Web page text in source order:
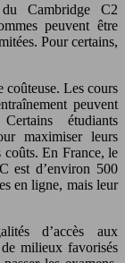
Cambridge C2
peuvent être
Pour certains,
coûteuse. Les cours
peuvent
étudiants
maximiser leurs
coûts. En France, le
est d’environ 500
en ligne, mais leur
d’accès aux
milieux favorisés